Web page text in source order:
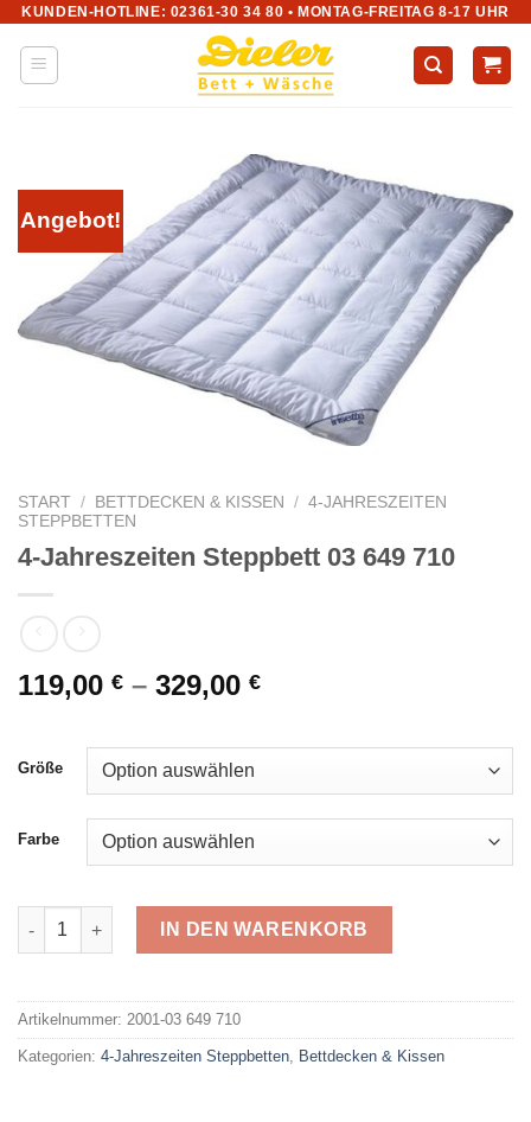
Zum
Inhalt
springen
KUNDEN-HOTLINE: 02361-30 34 80 • MONTAG-FREITAG 8-17 UHR
Angebot!
START / BETTDECKEN & KISSEN / 4-JAHRESZEITEN
STEPPBETTEN
4-Jahreszeiten Steppbett 03 649 710
119,00 € – 329,00 €
Größe
Farbe
4-Jahreszeiten Steppbett 03 649 710 Menge
IN DEN WARENKORB
Artikelnummer: 2001-03 649 710
Kategorien: 4-Jahreszeiten Steppbetten, Bettdecken & Kissen